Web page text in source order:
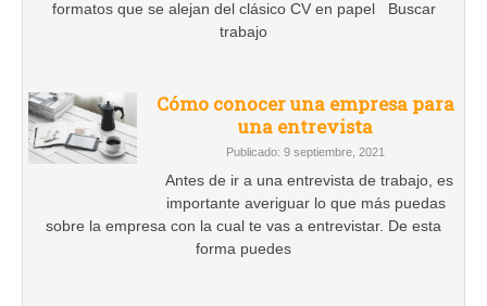
formatos que se alejan del clásico CV en papel Buscar
trabajo
Cómo conocer una empresa para
una entrevista
Publicado: 9 septiembre, 2021
Antes de ir a una entrevista de trabajo, es
importante averiguar lo que más puedas
sobre la empresa con la cual te vas a entrevistar. De esta
forma puedes